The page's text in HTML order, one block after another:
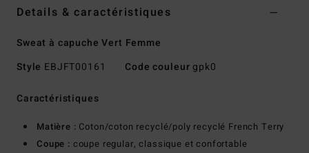
Details & caractéristiques
Sweat à capuche Vert Femme
Style EBJFT00161 Code couleur gpk0
Caractéristiques
Matière : Coton/coton recyclé/poly recyclé French Terry
Coupe : coupe regular, classique et confortable